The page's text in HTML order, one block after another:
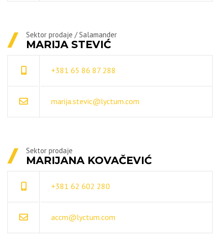
Sektor prodaje / Salamander
MARIJA STEVIĆ
+381 65 86 87 288
marija.stevic@lyctum.com
Sektor prodaje
MARIJANA KOVAČEVIĆ
+381 62 602 280
accm@lyctum.com